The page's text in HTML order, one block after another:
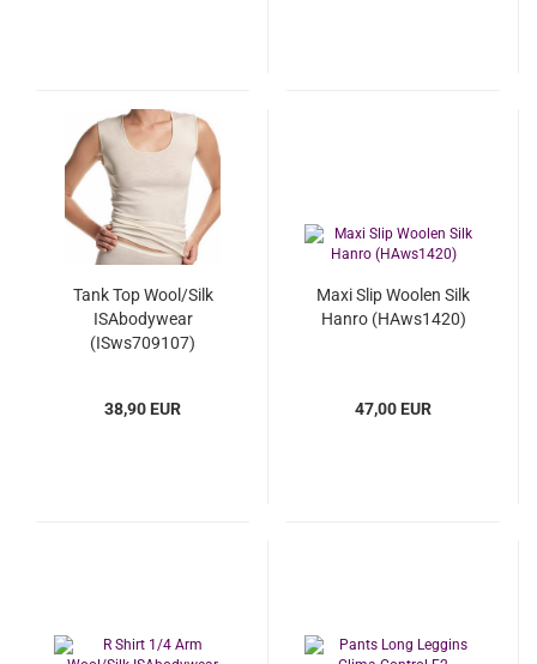
Tank Top Wool/Silk
ISAbodywear
(ISws709107)
38,90 EUR
Maxi Slip Woolen Silk
Hanro (HAws1420)
47,00 EUR